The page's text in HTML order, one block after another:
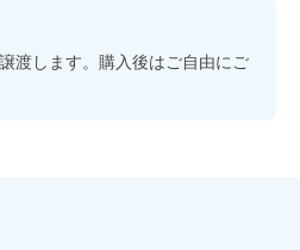
渡します。購入後はご自由にご